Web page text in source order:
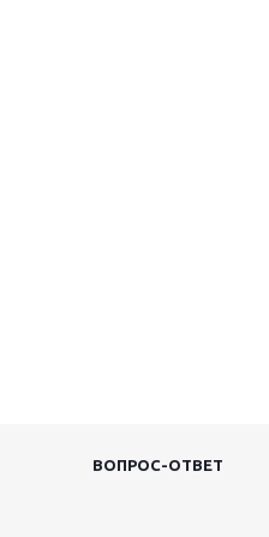
ВОПРОС-ОТВЕТ